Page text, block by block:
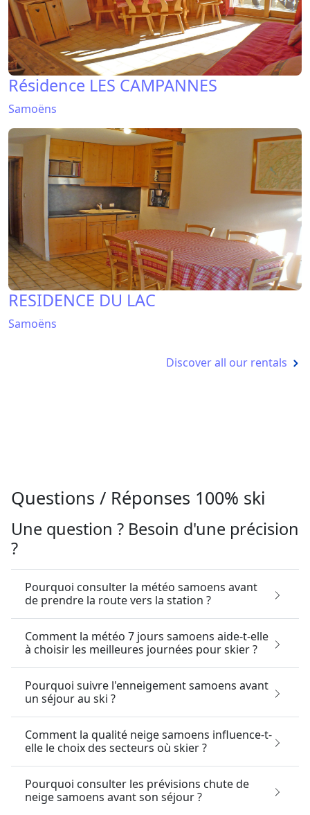
Résidence LES CAMPANNES
Samoëns
RESIDENCE DU LAC
Samoëns
Discover all our rentals
Questions / Réponses 100% ski
Une question ? Besoin d'une précision
?
Pourquoi consulter la météo samoens avant
de prendre la route vers la station ?
Comment la météo 7 jours samoens aide-t-elle
à choisir les meilleures journées pour skier ?
Pourquoi suivre l'enneigement samoens avant
un séjour au ski ?
Comment la qualité neige samoens influence-t-
elle le choix des secteurs où skier ?
Pourquoi consulter les prévisions chute de
neige samoens avant son séjour ?